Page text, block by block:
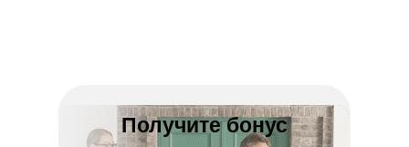
Получите бонус